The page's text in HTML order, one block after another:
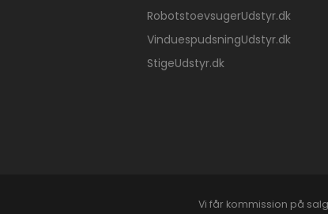
RobotstoevsugerUdstyr.dk
VinduespudsningUdstyr.dk
StigeUdstyr.dk
Vi får kommission på